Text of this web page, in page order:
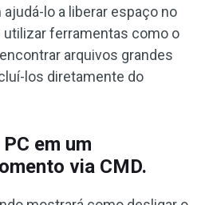
lo a liberar espaço no
utilizar ferramentas como o
arquivos grandes
los diretamente do
em um
via CMD.